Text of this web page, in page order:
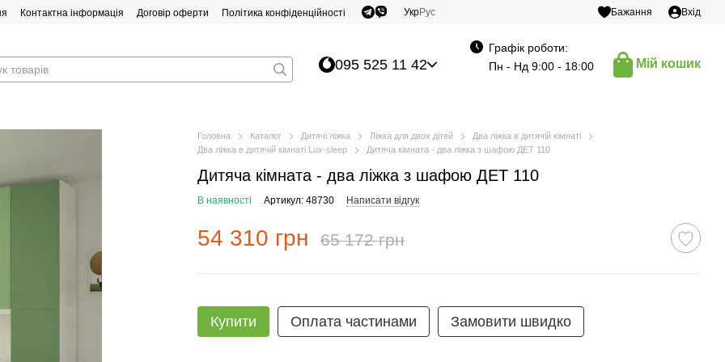
Контактна інформація Договір оферти Політика конфіденційності УкрРус Бажання Вхід
095 525 11 42
Графік роботи:
Пн - Нд 9:00 - 18:00
Мій кошик
Головна Каталог Дитячі ліжка Ліжка для двох дітей
Два ліжка в дитячій кімнаті
Два ліжка в дитячій кімнаті Lux-sleep
Дитяча кімната - два ліжка з шафою ДЕТ 110
Дитяча кімната - два ліжка з шафою ДЕТ 110
В наявності Артикул: 48730 Написати відгук
54 310 грн 65 172 грн
Купити Оплата частинами Замовити швидко